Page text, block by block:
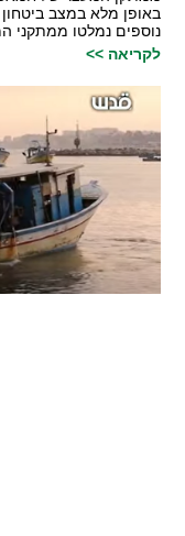
באופן מלא במצב
נוספים נמלטו ממתקני
לקריאה >>